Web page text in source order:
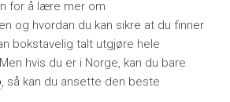
for å lære mer om
og hvordan du kan sikre at du finner
bokstavelig talt utgjøre hele
hvis du er i Norge, kan du bare
, så kan du ansette den beste